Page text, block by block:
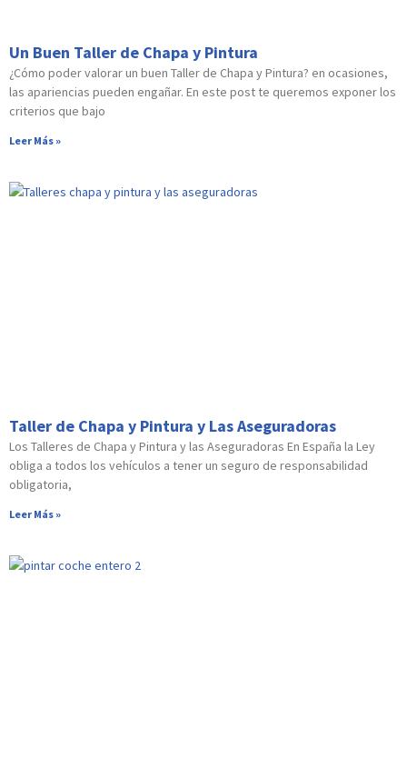
Un Buen Taller de Chapa y Pintura
¿Cómo poder valorar un buen Taller de Chapa y Pintura? en ocasiones,
las apariencias pueden engañar. En este post te queremos exponer los
criterios que bajo
Leer Más »
Taller de Chapa y Pintura y Las Aseguradoras
Los Talleres de Chapa y Pintura y las Aseguradoras En España la Ley
obliga a todos los vehículos a tener un seguro de responsabilidad
obligatoria,
Leer Más »